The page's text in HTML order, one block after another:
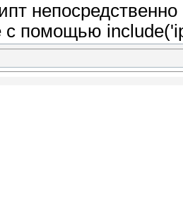
с помощью